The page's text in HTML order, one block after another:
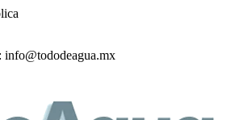
info@tododeagua.mx